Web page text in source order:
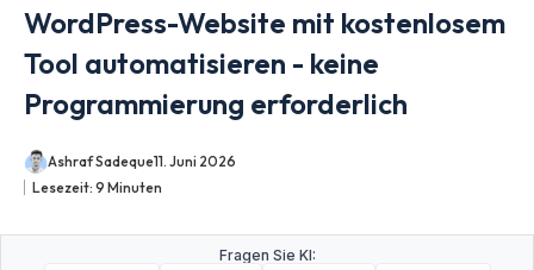
WordPress-Website mit kostenlosem
Tool automatisieren - keine
Programmierung erforderlich
Ashraf Sadeque11. Juni 2026
Lesezeit: 9 Minuten
Fragen Sie KI: